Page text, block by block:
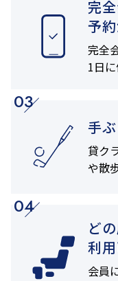
完
予
完全
1日
03
手
貸ク
や散
04
ど
利
会員